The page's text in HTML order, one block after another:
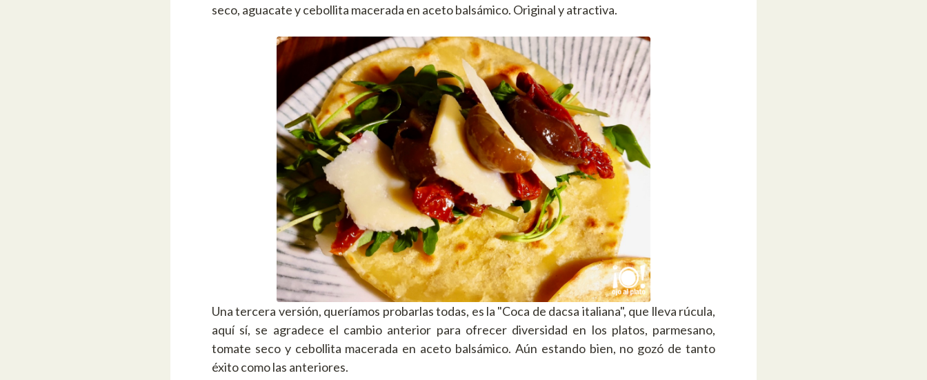
seco, aguacate y cebollita macerada en aceto balsámico. Original y atractiva.
Una tercera versión, queríamos probarlas todas, es la "Coca de dacsa italiana", que lleva rúcula,
aquí sí, se agradece el cambio anterior para ofrecer diversidad en los platos, parmesano,
tomate seco y cebollita macerada en aceto balsámico. Aún estando bien, no gozó de tanto
éxito como las anteriores.